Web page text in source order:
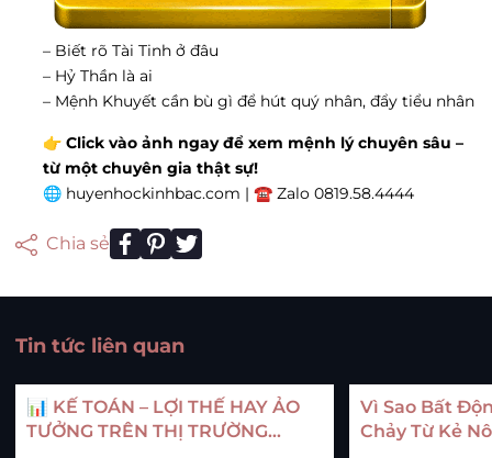
– Biết rõ Tài Tinh ở đâu
– Hỷ Thần là ai
– Mệnh Khuyết cần bù gì để hút quý nhân, đẩy tiểu nhân
👉 Click vào ảnh ngay để xem mệnh lý chuyên sâu –
từ một chuyên gia thật sự!
🌐 huyenhockinhbac.com | ☎ Zalo 0819.58.4444
Chia sẻ
Tin tức liên quan
📊 KẾ TOÁN – LỢI THẾ HAY ẢO
TƯỞNG TRÊN THỊ TRƯỜNG
Vì Sao Bất
Chảy Từ Kẻ